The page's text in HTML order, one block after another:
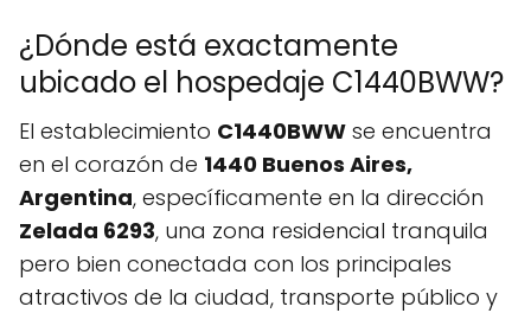
¿Dónde está exactamente
ubicado el hospedaje C1440BWW?
El establecimiento C1440BWW se encuentra
en el corazón de 1440 Buenos Aires,
Argentina, específicamente en la dirección
Zelada 6293, una zona residencial tranquila
pero bien conectada con los principales
atractivos de la ciudad, transporte público y